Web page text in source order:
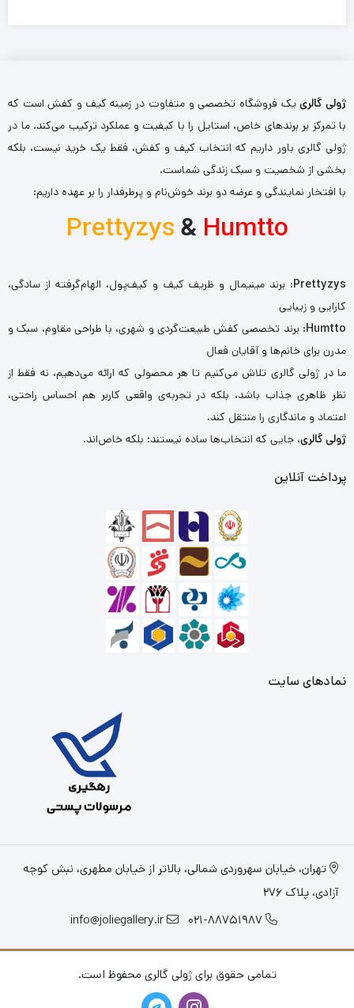
ژولی گالرییک فروشگاه تخصصی و متفاوت در زمینه کیف و کفش است که
با تمرکز بر برندهای خاص، استایل را با کیفیت و عملکرد ترکیب می‌کند. ما در
ژولی گالری باور داریم که انتخاب کیف و کفش، فقط یک خرید نیست، بلکه
بخشی از شخصیت و سبک زندگی شماست.
با افتخار نمایندگی و عرضه دو برند خوش‌نام و پرطرفدار را بر عهده داریم:
Prettyzys& Humtto
Prettyzys: برند مینیمال و ظریف کیف و کیف‌پول، الهام‌گرفته از سادگی،
کارایی و زیبایی
Humtto: برند تخصصی کفش طبیعت‌گردی و شهری، با طراحی مقاوم، سبک و
مدرن برای خانم‌ها و آقایان فعال
ما در ژولی گالری تلاش می‌کنیم تا هر محصولی که ارائه می‌دهیم، نه فقط از
نظر ظاهری جذاب باشد، بلکه در تجربه‌ی واقعی کاربر هم احساس راحتی،
اعتماد و ماندگاری را منتقل کند.
ژولی گالری، جایی که انتخاب‌ها ساده نیستند؛ بلکه خاص‌اند.
پرداخت آنلاین
نمادهای سایت
تهران، خیابان سهروردی شمالی، بالاتر از خیابان مطهری، نبش کوچه
آزادی، پلاک 276
021-88751987
info@joliegallery.ir
تمامی حقوق برای ژولی گالری محفوظ است.